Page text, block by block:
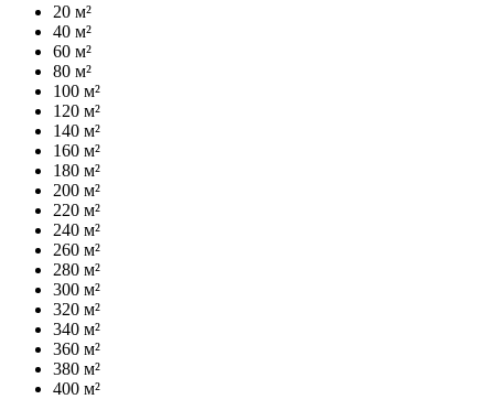
20 м²
40 м²
60 м²
80 м²
100 м²
120 м²
140 м²
160 м²
180 м²
200 м²
220 м²
240 м²
260 м²
280 м²
300 м²
320 м²
340 м²
360 м²
380 м²
400 м²